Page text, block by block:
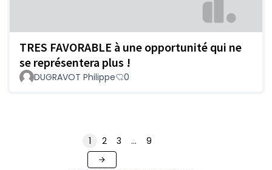
TRES FAVORABLE à une opportunité qui ne
se représentera plus !
DUGRAVOT Philippe 0
1 2 3 … 9